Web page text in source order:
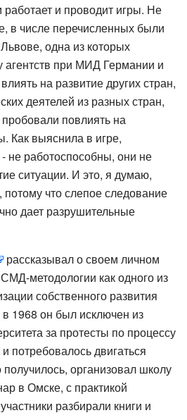
и проводит игры. Не
в числе перечисленных были
одна из которых
агентств при МИД Германии и
на развитие других стран,
деятелей из разных стран,
повлиять на
Как выяснила в игре,
работоспособны, они не
ситуации. И это, я думаю,
потому что слепое следование
дает разрушительные
рассказывал о своем личном
методологии как одного из
собственного развития
в 1968 он был исключен из
за протесты по процессу
потребовалось двигаться
организовал школу
в Омске, с практикой
разбирали книги и